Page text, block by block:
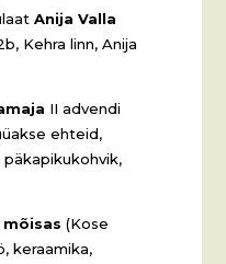
Anija Valla
Kehra linn, Anija
II advendi
ehteid,
mõisas (Kose
keraamika,